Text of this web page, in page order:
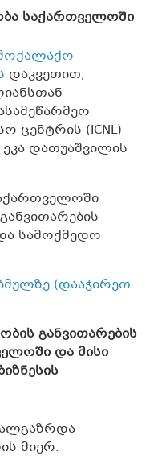
საქართველოში
დაკვეთით,
ცენტრის (ICNL)
დათუაშვილის
სამოქმედო
(დააჭირეთ
განვითარების
და მისი
მიერ.